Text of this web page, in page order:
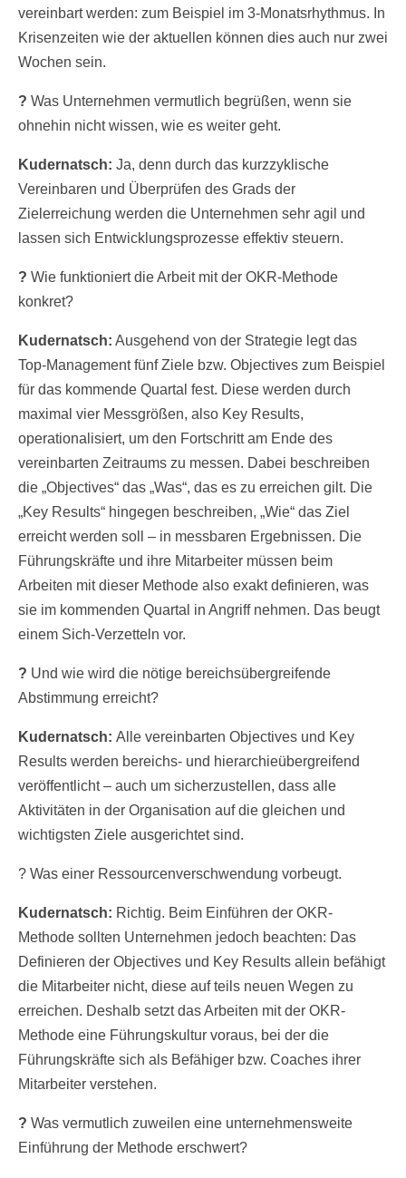
vereinbart werden: zum Beispiel im 3-Monatsrhythmus. In
Krisenzeiten wie der aktuellen können dies auch nur zwei
Wochen sein.
? Was Unternehmen vermutlich begrüßen, wenn sie
ohnehin nicht wissen, wie es weiter geht.
Kudernatsch: Ja, denn durch das kurzzyklische
Vereinbaren und Überprüfen des Grads der
Zielerreichung werden die Unternehmen sehr agil und
lassen sich Entwicklungsprozesse effektiv steuern.
? Wie funktioniert die Arbeit mit der OKR-Methode
konkret?
Kudernatsch: Ausgehend von der Strategie legt das
Top-Management fünf Ziele bzw. Objectives zum Beispiel
für das kommende Quartal fest. Diese werden durch
maximal vier Messgrößen, also Key Results,
operationalisiert, um den Fortschritt am Ende des
vereinbarten Zeitraums zu messen. Dabei beschreiben
die „Objectives“ das „Was“, das es zu erreichen gilt. Die
„Key Results“ hingegen beschreiben, „Wie“ das Ziel
erreicht werden soll – in messbaren Ergebnissen. Die
Führungskräfte und ihre Mitarbeiter müssen beim
Arbeiten mit dieser Methode also exakt definieren, was
sie im kommenden Quartal in Angriff nehmen. Das beugt
einem Sich-Verzetteln vor.
? Und wie wird die nötige bereichsübergreifende
Abstimmung erreicht?
Kudernatsch: Alle vereinbarten Objectives und Key
Results werden bereichs- und hierarchieübergreifend
veröffentlicht – auch um sicherzustellen, dass alle
Aktivitäten in der Organisation auf die gleichen und
wichtigsten Ziele ausgerichtet sind.
? Was einer Ressourcenverschwendung vorbeugt.
Kudernatsch: Richtig. Beim Einführen der OKR-
Methode sollten Unternehmen jedoch beachten: Das
Definieren der Objectives und Key Results allein befähigt
die Mitarbeiter nicht, diese auf teils neuen Wegen zu
erreichen. Deshalb setzt das Arbeiten mit der OKR-
Methode eine Führungskultur voraus, bei der die
Führungskräfte sich als Befähiger bzw. Coaches ihrer
Mitarbeiter verstehen.
? Was vermutlich zuweilen eine unternehmensweite
Einführung der Methode erschwert?